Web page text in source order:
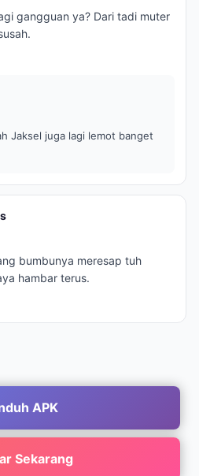
gangguan ya? Dari tadi muter
Jaksel juga lagi lemot banget
bumbunya meresap tuh
hambar terus.
APK
Sekarang